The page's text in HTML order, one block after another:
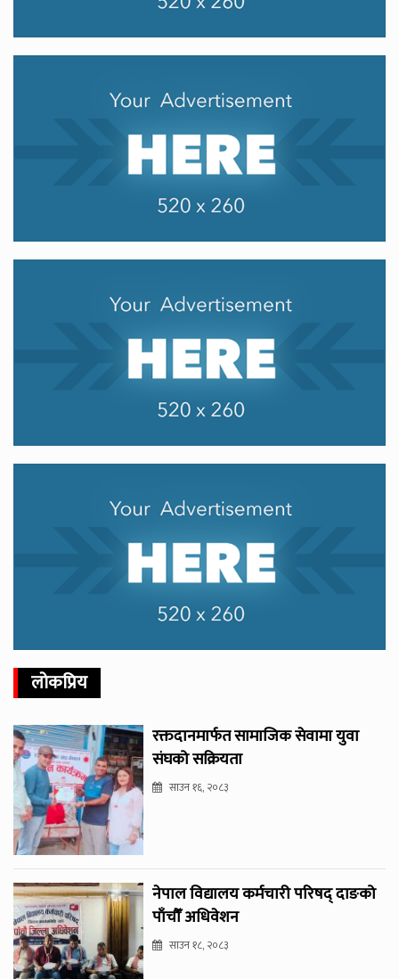
लोकप्रिय
रक्तदानमार्फत सामाजिक सेवामा युवा
संघको सक्रियता
साउन १६, २०८३
नेपाल विद्यालय कर्मचारी परिषद् दाङको
पाँचौँ अधिवेशन
साउन १८, २०८३